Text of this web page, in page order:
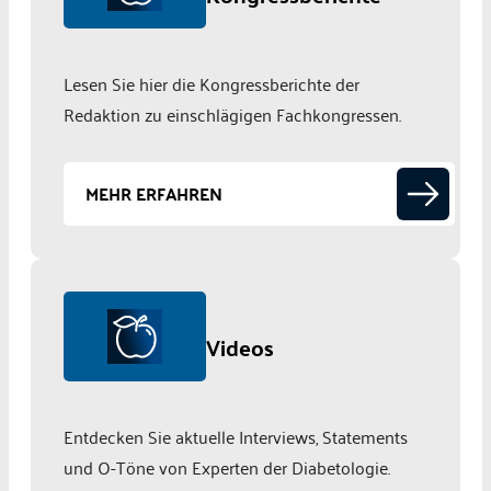
Lesen Sie hier die Kongressberichte der
Redaktion zu einschlägigen Fachkongressen.
MEHR ERFAHREN
Videos
Entdecken Sie aktuelle Interviews, Statements
und O-Töne von Experten der Diabetologie.